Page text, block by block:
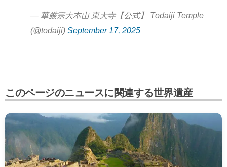
— 華厳宗大本山 東大寺【公式】 Tōdaiji Temple
(@todaiji) September 17, 2025
このページのニュースに関連する世界遺産